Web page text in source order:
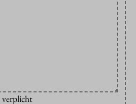
verplicht